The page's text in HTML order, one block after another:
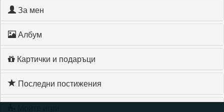
За мен
Албум
Картички и подаръци
Последни постижения